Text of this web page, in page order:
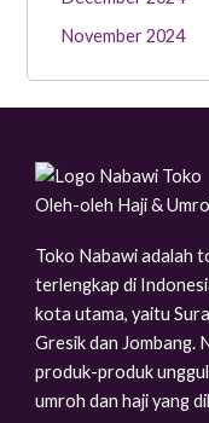
November 2024
Toko Nabawi adalah
terlengkap di
kota utama, yaitu
Gresik dan Jombang.
produk-produk
umroh dan haji yang